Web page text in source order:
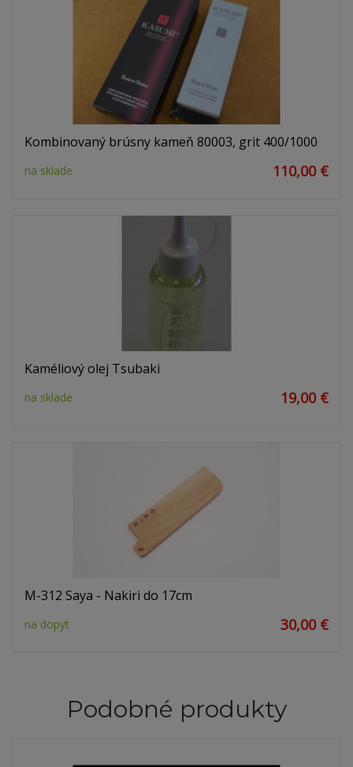
Kombinovaný brúsny kameň 80003, grit 400/1000
na sklade 110,00 €
Kaméliový olej Tsubaki
na sklade 19,00 €
M-312 Saya - Nakiri do 17cm
na dopyt 30,00 €
Podobné produkty